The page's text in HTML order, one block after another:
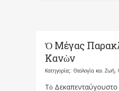
Ὁ Μέγας
Κανὼν
Κατηγορίες: Θεολογία και Ζωή,
Τὸ Δεκαπενταύγουστο